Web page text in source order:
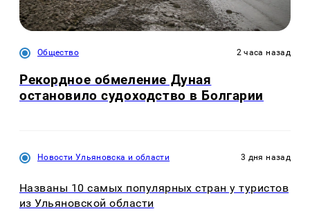
Общество 2 часа назад
Рекордное обмеление Дуная
остановило судоходство в Болгарии
Новости Ульяновска и области 3 дня назад
Названы 10 самых популярных стран у туристов
из Ульяновской области